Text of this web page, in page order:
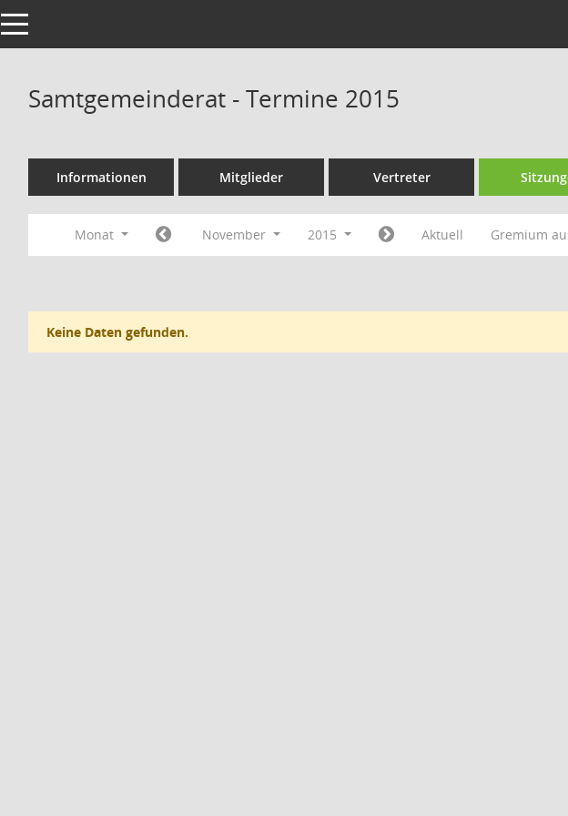
Toggle navigation
Samtgemeinderat - Termine 2015
Informationen Mitglieder Vertreter
Monat November 2015 Aktuell Gremium
Keine Daten gefunden.